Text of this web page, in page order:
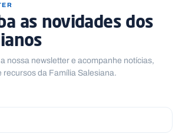
as novidades dos
nossa newsletter e acompanhe notícias,
recursos da Família Salesiana.